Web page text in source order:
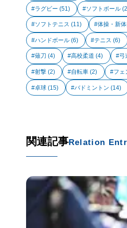
ラグビー (51) ソフトボール
ソフトテニス (11) 体操・新
ハンドボール(6) テニス (6)
薙刀 (4) 高校柔道 (4) 弓
射撃(2) 自転車 (2) フェ
卓球(15) バドミントン (14)
関連記事Relation